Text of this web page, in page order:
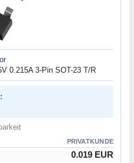
0.215A 3-Pin SOT-23 T/R
PRIVATKUNDE
0.019 EUR